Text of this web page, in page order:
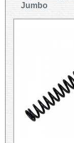
Jumbo